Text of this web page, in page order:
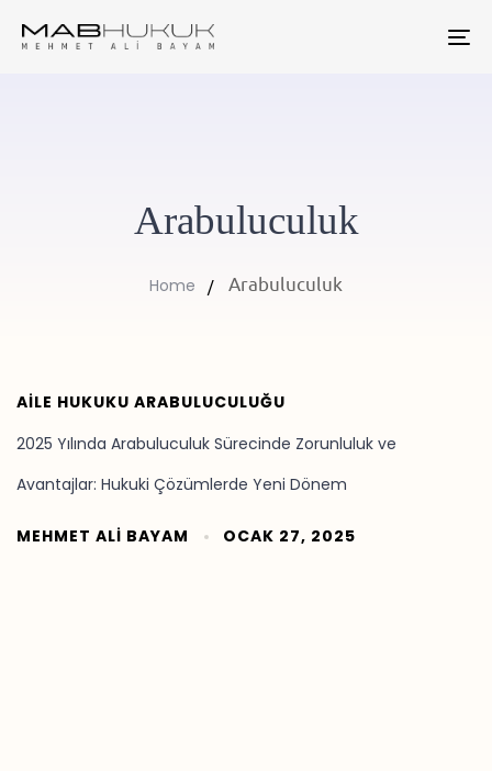
Arabuluculuk
Home Arabuluculuk
AILE HUKUKU ARABULUCULUĞU
2025 Yılında Arabuluculuk Sürecinde Zorunluluk ve
Avantajlar: Hukuki Çözümlerde Yeni Dönem
MEHMET ALI BAYAM OCAK 27, 2025